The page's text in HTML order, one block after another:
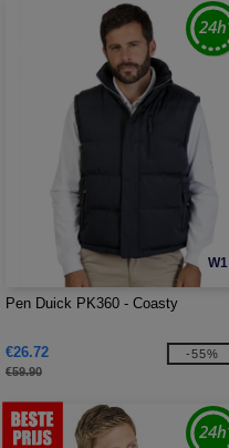
W1
Pen Duick PK360 - Coasty
€26.72
€59.90
-55%